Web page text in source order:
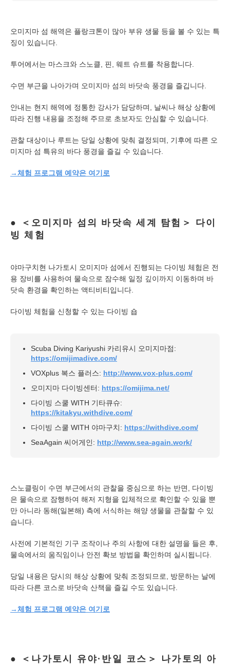
오미지마 섬 해역은 플랑크톤이 많아 부유 생물 등을 볼 수 있는 특
징이 있습니다.
투어에서는 마스크와 스노클, 핀, 웨트 슈트를 착용합니다.
수면 부근을 나아가며 오미지마 섬의 바닷속 풍경을 즐깁니다.
안내는 현지 해역에 정통한 강사가 담당하며, 날씨나 해상 상황에
따라 진행 내용을 조정해 주므로 초보자도 안심할 수 있습니다.
관찰 대상이나 루트는 당일 상황에 맞춰 결정되며, 기후에 따른 오
미지마 섬 특유의 바다 풍경을 즐길 수 있습니다.
→체험 프로그램 예약은 여기로
＜오미지마 섬의 바닷속 세계 탐험＞ 다이
빙 체험
야마구치현 나가토시 오미지마 섬에서 진행되는 다이빙 체험은 전
용 장비를 사용하여 물속으로 잠수해 일정 깊이까지 이동하며 바
닷속 환경을 확인하는 액티비티입니다.
다이빙 체험을 신청할 수 있는 다이빙 숍
Scuba Diving Kariyushi 카리유시 오미지마점:
https://omijimadive.com/
VOXplus 복스 플러스: http://www.vox-plus.com/
오미지마 다이빙센터: https://omijima.net/
다이빙 스쿨 WITH 기타큐슈:
https://kitakyu.withdive.com/
다이빙 스쿨 WITH 야마구치: https://withdive.com/
SeaAgain 씨어게인: http://www.sea-again.work/
스노클링이 수면 부근에서의 관찰을 중심으로 하는 반면, 다이빙
은 물속으로 잠행하여 해저 지형을 입체적으로 확인할 수 있을 뿐
만 아니라 동해(일본해) 측에 서식하는 해양 생물을 관찰할 수 있
습니다.
사전에 기본적인 기구 조작이나 주의 사항에 대한 설명을 들은 후,
물속에서의 움직임이나 안전 확보 방법을 확인하며 실시됩니다.
당일 내용은 당시의 해상 상황에 맞춰 조정되므로, 방문하는 날에
따라 다른 코스로 바닷속 산책을 즐길 수도 있습니다.
→체험 프로그램 예약은 여기로
＜나가토시 유야·반일 코스＞ 나가토의 아